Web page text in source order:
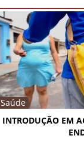
Saúde
INTRODUÇÃO EM